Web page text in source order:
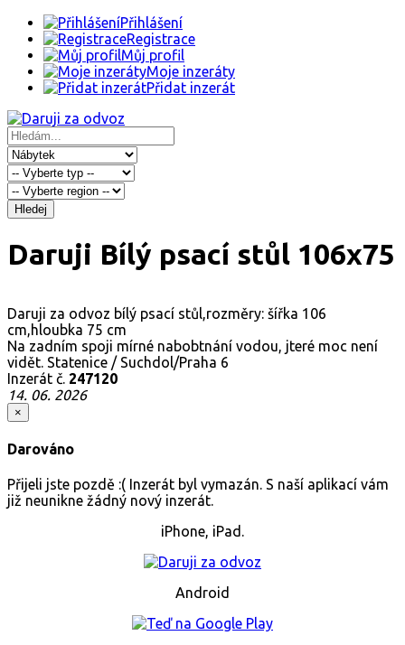
Přihlášení
Registrace
Můj profil
Moje inzeráty
Přidat inzerát
Hledej
Daruji Bílý psací stůl 106x75
Daruji za odvoz bílý psací stůl,rozměry: šířka 106
cm,hloubka 75 cm
Na zadním spoji mírné nabobtnání vodou, jteré moc není
vidět. Statenice / Suchdol/Praha 6
Inzerát č. 247120
14. 06. 2026
×
Darováno
Přijeli jste pozdě :( Inzerát byl vymazán. S naší aplikací vám
již neunikne žádný nový inzerát.
iPhone, iPad.
Android